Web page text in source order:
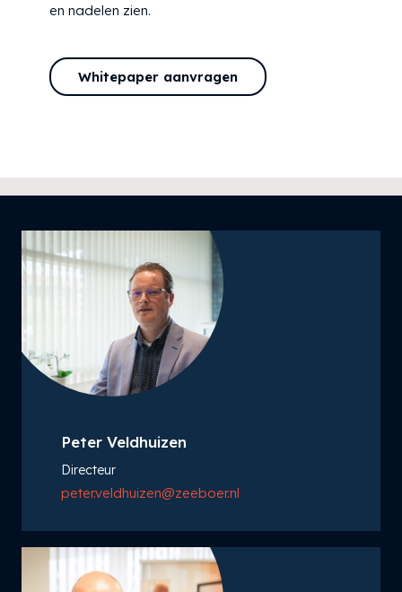
en nadelen zien.
Whitepaper aanvragen
Peter Veldhuizen
Directeur
peter.veldhuizen@zeeboer.nl